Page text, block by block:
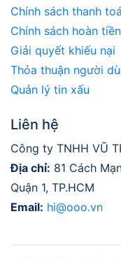
Chính sách thanh
Chính sách hoàn tiền
Giải quyết khiếu nại
Thỏa thuận người
Quản lý tin xấu
Liên hệ
Công ty TNHH VŨ
Địa chỉ: 81 Cách
Quận 1, TP.HCM
Email: hi@ooo.vn